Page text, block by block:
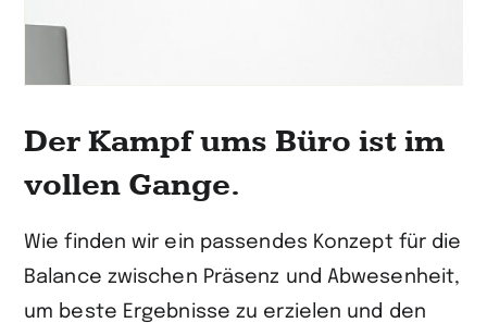
Der Kampf ums Büro ist im
vollen Gange.
Wie finden wir ein passendes Konzept für die
Balance zwischen Präsenz und Abwesenheit,
um beste Ergebnisse zu erzielen und den